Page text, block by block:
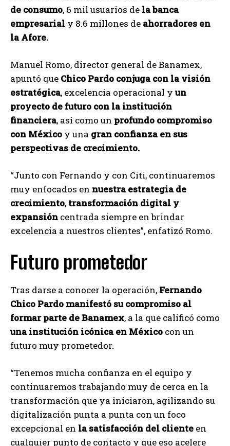
de consumo, 6 mil usuarios de la banca
empresarial y 8.6 millones de ahorradores en
la Afore.
Manuel Romo, director general de Banamex,
apuntó que Chico Pardo conjuga con la visión
estratégica, excelencia operacional y un
proyecto de futuro con la institución
financiera, así como un profundo compromiso
con México y una gran confianza en sus
perspectivas de crecimiento.
“Junto con Fernando y con Citi, continuaremos
muy enfocados en nuestra estrategia de
crecimiento, transformación digital y
expansión centrada siempre en brindar
excelencia a nuestros clientes”, enfatizó Romo.
Futuro prometedor
Tras darse a conocer la operación, Fernando
Chico Pardo manifestó su compromiso al
formar parte de Banamex, a la que calificó como
una institución icónica en México con un
futuro muy prometedor.
“Tenemos mucha confianza en el equipo y
continuaremos trabajando muy de cerca en la
transformación que ya iniciaron, agilizando su
digitalización punta a punta con un foco
excepcional en la satisfacción del cliente en
cualquier punto de contacto y que eso acelere